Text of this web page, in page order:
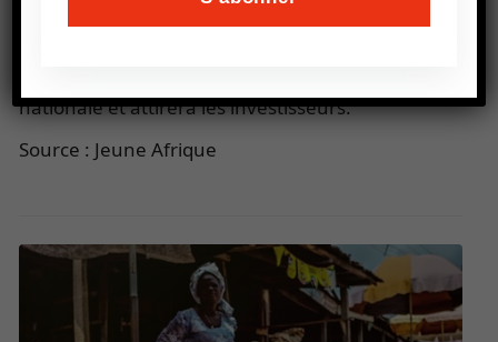
nationale et attirera les investisseurs.
Source : Jeune Afrique